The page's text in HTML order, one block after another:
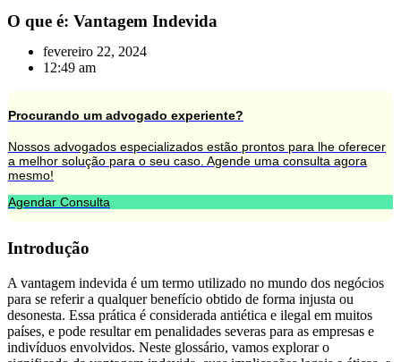
O que é: Vantagem Indevida
fevereiro 22, 2024
12:49 am
Procurando um advogado experiente?
Nossos advogados especializados estão prontos para lhe oferecer
a melhor solução para o seu caso. Agende uma consulta agora
mesmo!
Agendar Consulta
Introdução
A vantagem indevida é um termo utilizado no mundo dos negócios
para se referir a qualquer benefício obtido de forma injusta ou
desonesta. Essa prática é considerada antiética e ilegal em muitos
países, e pode resultar em penalidades severas para as empresas e
indivíduos envolvidos. Neste glossário, vamos explorar o